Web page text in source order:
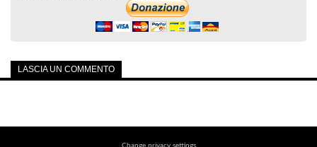
LASCIA UN COMMENTO